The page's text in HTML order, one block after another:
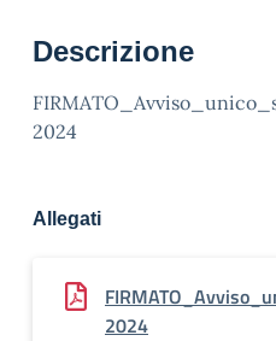
Descrizione
2024
Allegati
2024